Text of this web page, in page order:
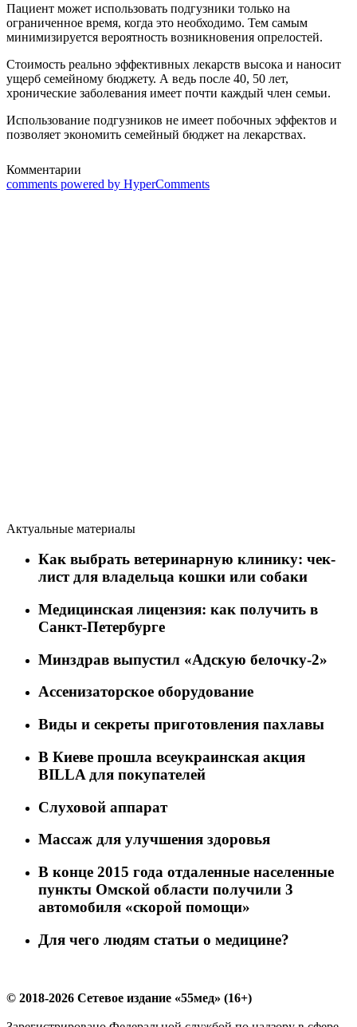
Пациент может использовать подгузники только на
ограниченное время, когда это необходимо. Тем самым
минимизируется вероятность возникновения опрелостей.
Стоимость реально эффективных лекарств высока и наносит
ущерб семейному бюджету. А ведь после 40, 50 лет,
хронические заболевания имеет почти каждый член семьи.
Использование подгузников не имеет побочных эффектов и
позволяет экономить семейный бюджет на лекарствах.
Комментарии
comments powered by HyperComments
Актуальные материалы
Как выбрать ветеринарную клинику: чек-
лист для владельца кошки или собаки
Медицинская лицензия: как получить в
Санкт-Петербурге
Минздрав выпустил «Адскую белочку-2»
Ассенизаторское оборудование
Виды и секреты приготовления пахлавы
В Киеве прошла всеукраинская акция
BILLA для покупателей
Слуховой аппарат
Массаж для улучшения здоровья
В конце 2015 года отдаленные населенные
пункты Омской области получили 3
автомобиля «скорой помощи»
Для чего людям статьи о медицине?
© 2018-2026 Сетевое издание «55мед» (16+)